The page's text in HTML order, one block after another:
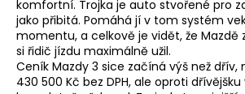
komfortní. Trojka je auto stvořené pro
jako přibitá. Pomáhá jí v tom systém
momentu, a celkově je vidět, že Mazdě
si řidič jízdu maximálně užil.
Ceník Mazdy 3 sice začíná výš než dřív,
430 500 Kč bez DPH, ale oproti